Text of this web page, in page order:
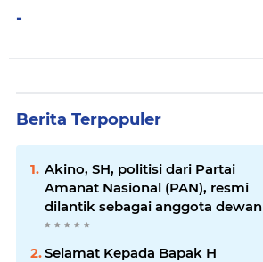
-
Berita Terpopuler
Akino, SH, politisi dari Partai
Amanat Nasional (PAN), resmi
dilantik sebagai anggota dewan
Selamat Kepada Bapak H